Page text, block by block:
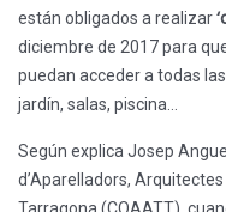
están obligados a realizar
diciembre de 2017 para
puedan acceder a todas
jardín, salas, piscina…
Según explica Josep
d’Aparelladors,